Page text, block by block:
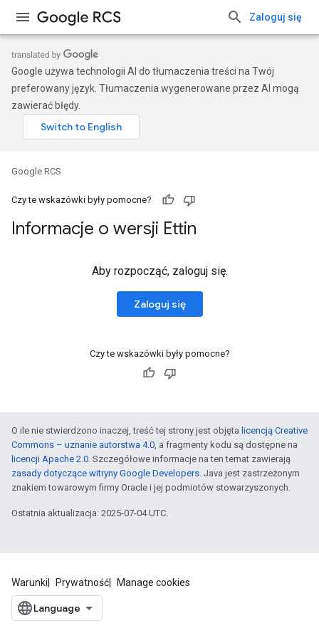
Zaloguj się
Google używa technologii AI do tłumaczenia treści na Twój
preferowany język. Tłumaczenia wygenerowane przez AI mogą
zawierać błędy.
Google RCS
Czy te wskazówki były pomocne?
Informacje o wersji Ettin
Aby rozpocząć, zaloguj się.
Zaloguj się
Czy te wskazówki były pomocne?
O ile nie stwierdzono inaczej, treść tej strony jest objęta licencją Creative
Commons – uznanie autorstwa 4.0, a fragmenty kodu są dostępne na
licencji Apache 2.0. Szczegółowe informacje na ten temat zawierają
zasady dotyczące witryny Google Developers. Java jest zastrzeżonym
znakiem towarowym firmy Oracle i jej podmiotów stowarzyszonych.
Ostatnia aktualizacja: 2025-07-04 UTC.
Warunki Prywatność Manage cookies